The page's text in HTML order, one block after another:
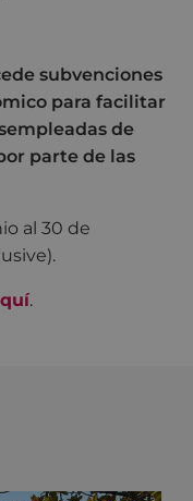
subvenciones
para facilitar
de
parte de las
al 30 de
.